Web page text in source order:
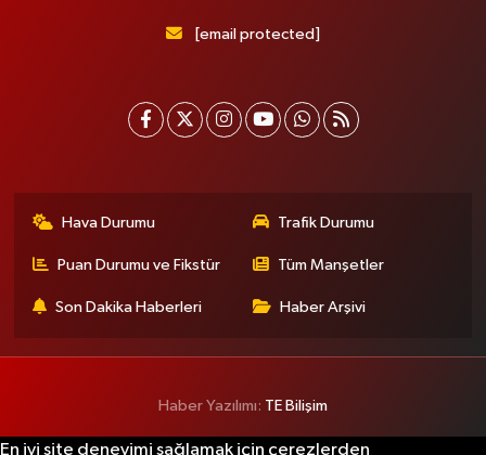
0 (541) 342 54 90 Yol Tarifi Al
Bademlik Cami Karşısı
0 (212) 255 78 99 Yol Tarifi Al
Öğütcü Eczanesi
Kirazlı Mahallesi 1171. Sokak 19 A
[email protected]
Hava Durumu Trafik Durumu
Puan Durumu ve Fikstür Tüm Manşetler
Son Dakika Haberleri Haber Arşivi
Haber Yazılımı: TE Bilişim
En iyi site deneyimi sağlamak için çerezlerden